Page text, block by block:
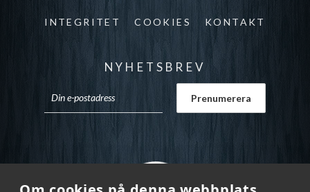
INTEGRITET COOKIES KONTAKT
NYHETSBREV